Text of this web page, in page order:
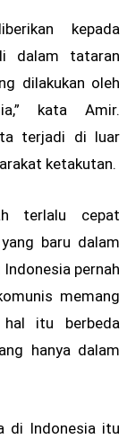
kepada
dalam tataran
dilakukan oleh
kata Amir.
terjadi di luar
ketakutan.
terlalu cepat
baru dalam
pernah
memang
hal itu berbeda
hanya dalam
di Indonesia itu